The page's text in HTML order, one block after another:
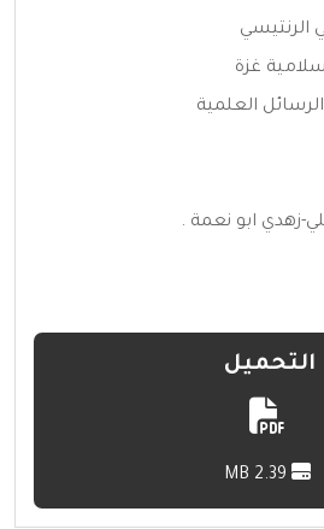
الرنتيسي
غزة
العلمية
زهدي ابو نعمة .
التحميل